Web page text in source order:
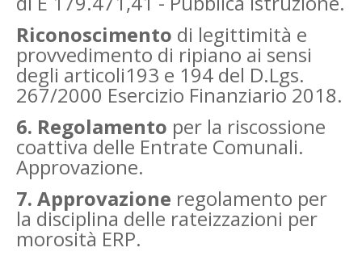
Riconoscimento di legittimità e
provvedimento di ripiano ai sensi
degli articoli193 e 194 del D.Lgs.
267/2000 Esercizio Finanziario 2018.
6. Regolamento per la riscossione
coattiva delle Entrate Comunali.
Approvazione.
7. Approvazione regolamento per
la disciplina delle rateizzazioni per
morosità ERP.